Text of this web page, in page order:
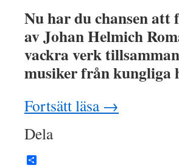
Nu har du chansen att
av Johan Helmich
vackra verk
musiker från kungliga
Fortsätt läsa →
Dela